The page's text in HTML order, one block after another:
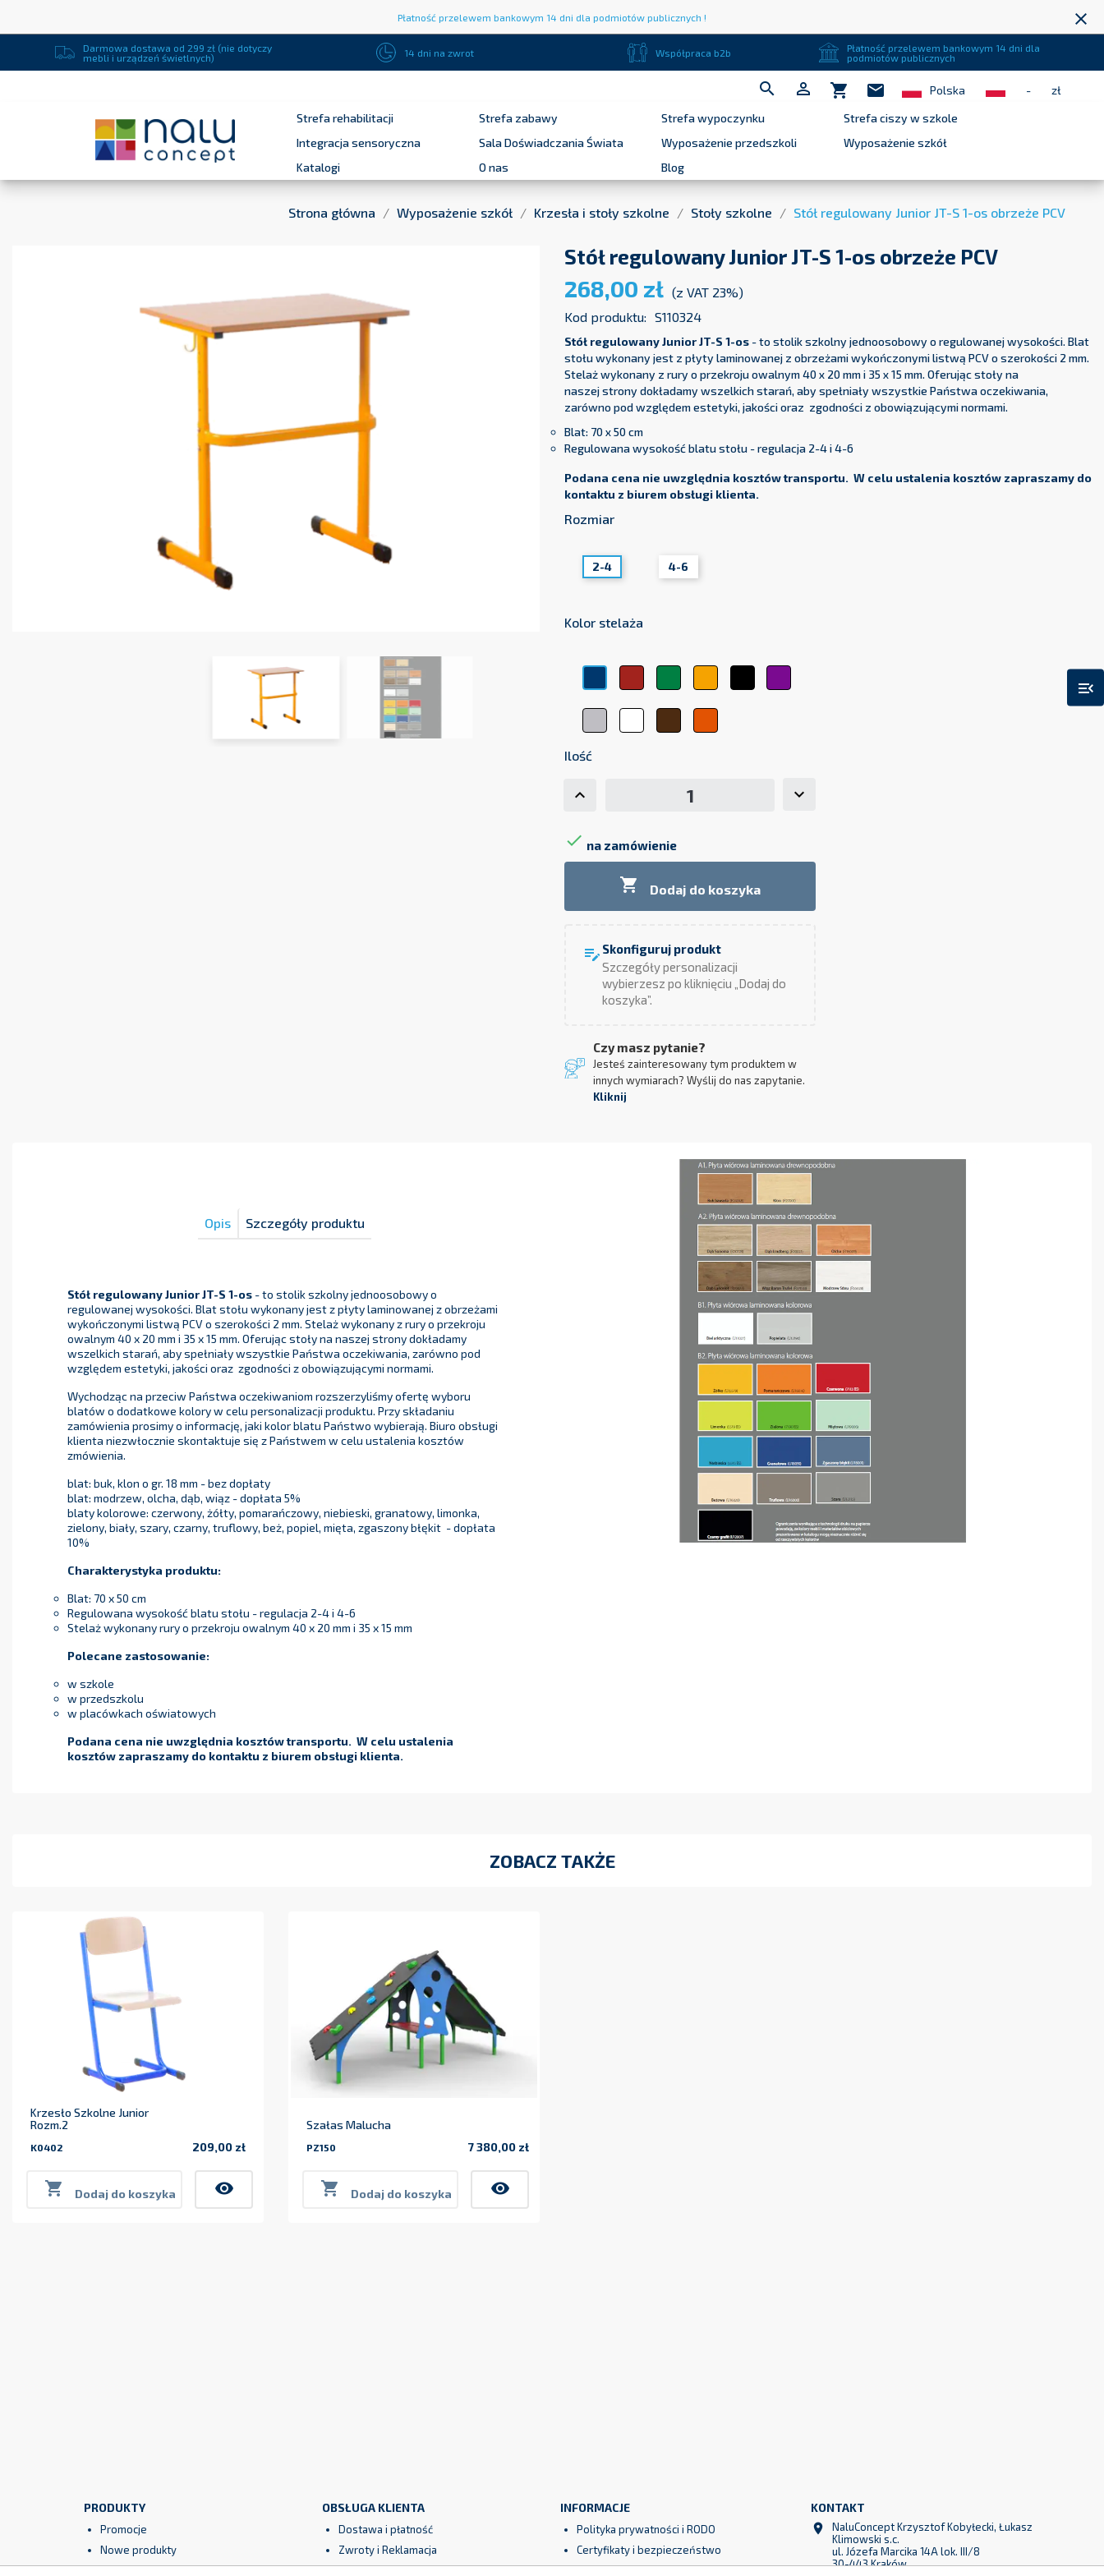
Płatność przelewem bankowym 14 dni dla podmiotów publicznych ! close
Darmowa dostawa od 299 zł (nie dotyczy
mebli i urządzeń świetlnych)
14 dni na zwrot Współpraca b2b
Płatność przelewem bankowym 14 dni dla
podmiotów publicznych
  shopping_cart mail Polska -
zł
Strefa rehabilitacji
Strefa zabawy Strefa wypoczynku
Strefa ciszy w szkole
Integracja sensoryczna
Sala Doświadczania Świata Wyposażenie przedszkoli
Wyposażenie szkół
Katalogi
O nas Blog
menu_open
Strona główna Wyposażenie szkół Krzesła i stoły szkolne Stoły szkolne Stół regulowany Junior JT-S 1-os obrzeże PCV
Stół regulowany Junior JT-S 1-os obrzeże PCV
268,00 zł (z VAT 23%)
Kod produktu: S110324
Stół regulowany Junior JT-S 1-os - to stolik szkolny jednoosobowy o regulowanej wysokości. Blat
stołu wykonany jest z płyty laminowanej z obrzeżami wykończonymi listwą PCV o szerokości 2 mm.
Stelaż wykonany z rury o przekroju owalnym 40 x 20 mm i 35 x 15 mm. Oferując stoły na
naszej strony dokładamy wszelkich starań, aby spełniały wszystkie Państwa oczekiwania,
zarówno pod względem estetyki, jakości oraz zgodności z obowiązującymi normami.
Blat: 70 x 50 cm
Regulowana wysokość blatu stołu - regulacja 2-4 i 4-6
Podana cena nie uwzględnia kosztów transportu. W celu ustalenia kosztów zapraszamy do
kontaktu z biurem obsługi klienta.
Rozmiar
2-4 4-6
Kolor stelaża
CzerwonyZielonyŻółty Czarny Fioletowy
SrebrnyBiały BrązowyPomarańczowy
Ilość
 na zamówienie
 Dodaj do koszyka
edit_note Skonfiguruj produkt
Szczegóły personalizacji
wybierzesz po kliknięciu „Dodaj do
koszyka”.
Czy masz pytanie?
Jesteś zainteresowany tym produktem w
innych wymiarach? Wyślij do nas zapytanie.
Kliknij
Opis Szczegóły produktu
Stół regulowany Junior JT-S 1-os - to stolik szkolny jednoosobowy o
regulowanej wysokości. Blat stołu wykonany jest z płyty laminowanej z obrzeżami
wykończonymi listwą PCV o szerokości 2 mm. Stelaż wykonany z rury o przekroju
owalnym 40 x 20 mm i 35 x 15 mm. Oferując stoły na naszej strony dokładamy
wszelkich starań, aby spełniały wszystkie Państwa oczekiwania, zarówno pod
względem estetyki, jakości oraz zgodności z obowiązującymi normami.
Wychodząc na przeciw Państwa oczekiwaniom rozszerzyliśmy ofertę wyboru
blatów o dodatkowe kolory w celu personalizacji produktu. Przy składaniu
zamówienia prosimy o informację, jaki kolor blatu Państwo wybierają. Biuro obsługi
klienta niezwłocznie skontaktuje się z Państwem w celu ustalenia kosztów
zmówienia.
blat: buk, klon o gr. 18 mm - bez dopłaty
blat: modrzew, olcha, dąb, wiąz - dopłata 5%
blaty kolorowe: czerwony, żółty, pomarańczowy, niebieski, granatowy, limonka,
zielony, biały, szary, czarny, truflowy, beż, popiel, mięta, zgaszony błękit - dopłata
10%
Charakterystyka produktu:
Blat: 70 x 50 cm
Regulowana wysokość blatu stołu - regulacja 2-4 i 4-6
Stelaż wykonany rury o przekroju owalnym 40 x 20 mm i 35 x 15 mm
Polecane zastosowanie:
w szkole
w przedszkolu
w placówkach oświatowych
Podana cena nie uwzględnia kosztów transportu. W celu ustalenia
kosztów zapraszamy do kontaktu z biurem obsługi klienta.
ZOBACZ TAKŻE
Krzesło Szkolne Junior
Rozm.2
K0402 209,00 zł
 Dodaj do koszyka visibility
Szałas Malucha
PZ150 7 380,00 zł
 Dodaj do koszyka visibility
PRODUKTY
Promocje
Nowe produkty
Najczęściej kupowane
OBSŁUGA KLIENTA
Dostawa i płatność
Zwroty i Reklamacja
Gwarancja
INFORMACJE
Polityka prywatności i RODO
Certyfikaty i bezpieczeństwo
Partnerzy
KONTAKT

NaluConcept Krzysztof Kobyłecki, Łukasz
Klimowski s.c.
ul. Józefa Marcika 14A lok. III/8
30-443 Kraków